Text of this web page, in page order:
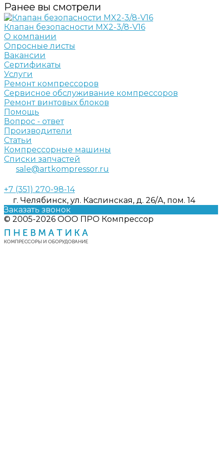
Ранее вы смотрели
Клапан безопасности MX2-3/8-V16
О компании
Опросные листы
Вакансии
Сертификаты
Услуги
Ремонт компрессоров
Сервисное обслуживание компрессоров
Ремонт винтовых блоков
Помощь
Вопрос - ответ
Производители
Статьи
Компрессорные машины
Списки запчастей
sale@artkompressor.ru
+7 (351) 270-98-14
г. Челябинск, ул. Каслинская, д. 26/А, пом. 14
Заказать звонок
© 2005-2026 ООО ПРО Компрессор